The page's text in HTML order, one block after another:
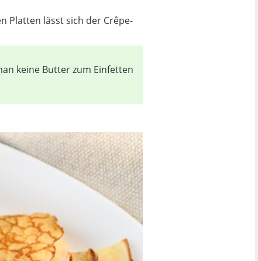
Platten lässt sich der Crêpe-
keine Butter zum Einfetten